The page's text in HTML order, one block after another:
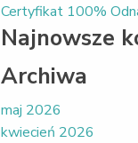
Certyfikat 100%
Najnowsze
Archiwa
maj 2026
kwiecień 2026